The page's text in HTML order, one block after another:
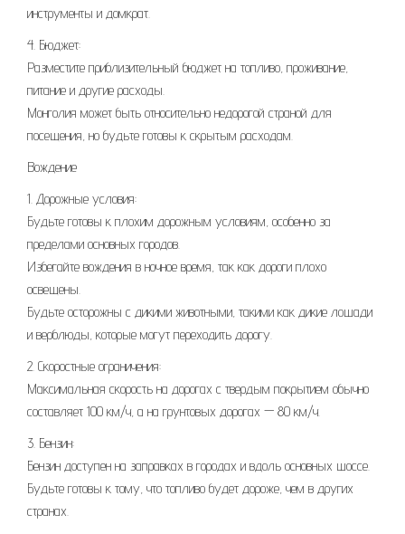
инструменты и домкрат.
4. Бюджет:
Разместите приблизительный бюджет на топливо, проживание,
питание и другие расходы.
Монголия может быть относительно недорогой страной для
посещения, но будьте готовы к скрытым расходам.
Вождение
1. Дорожные условия:
Будьте готовы к плохим дорожным условиям, особенно за
пределами основных городов.
Избегайте вождения в ночное время, так как дороги плохо
освещены.
Будьте осторожны с дикими животными, такими как дикие лошади
и верблюды, которые могут переходить дорогу.
2. Скоростные ограничения:
Максимальная скорость на дорогах с твердым покрытием обычно
составляет 100 км/ч, а на грунтовых дорогах — 80 км/ч.
3. Бензин:
Бензин доступен на заправках в городах и вдоль основных шоссе.
Будьте готовы к тому, что топливо будет дороже, чем в других
странах.